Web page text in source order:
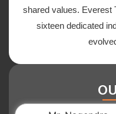
shared values. Everest
sixteen dedicated